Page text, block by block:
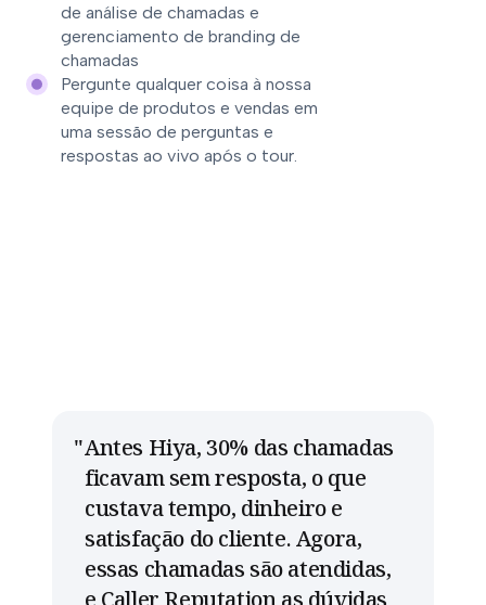
de análise de chamadas e
gerenciamento de branding de
chamadas
Pergunte qualquer coisa à nossa
equipe de produtos e vendas em
uma sessão de perguntas e
respostas ao vivo após o tour.
Antes Hiya, 30% das chamadas
ficavam sem resposta, o que
custava tempo, dinheiro e
satisfação do cliente. Agora,
essas chamadas são atendidas,
e Caller Reputation as dúvidas